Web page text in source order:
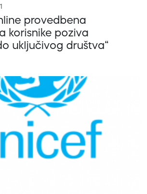
provedbena
korisnike poziva
uključivog društva“